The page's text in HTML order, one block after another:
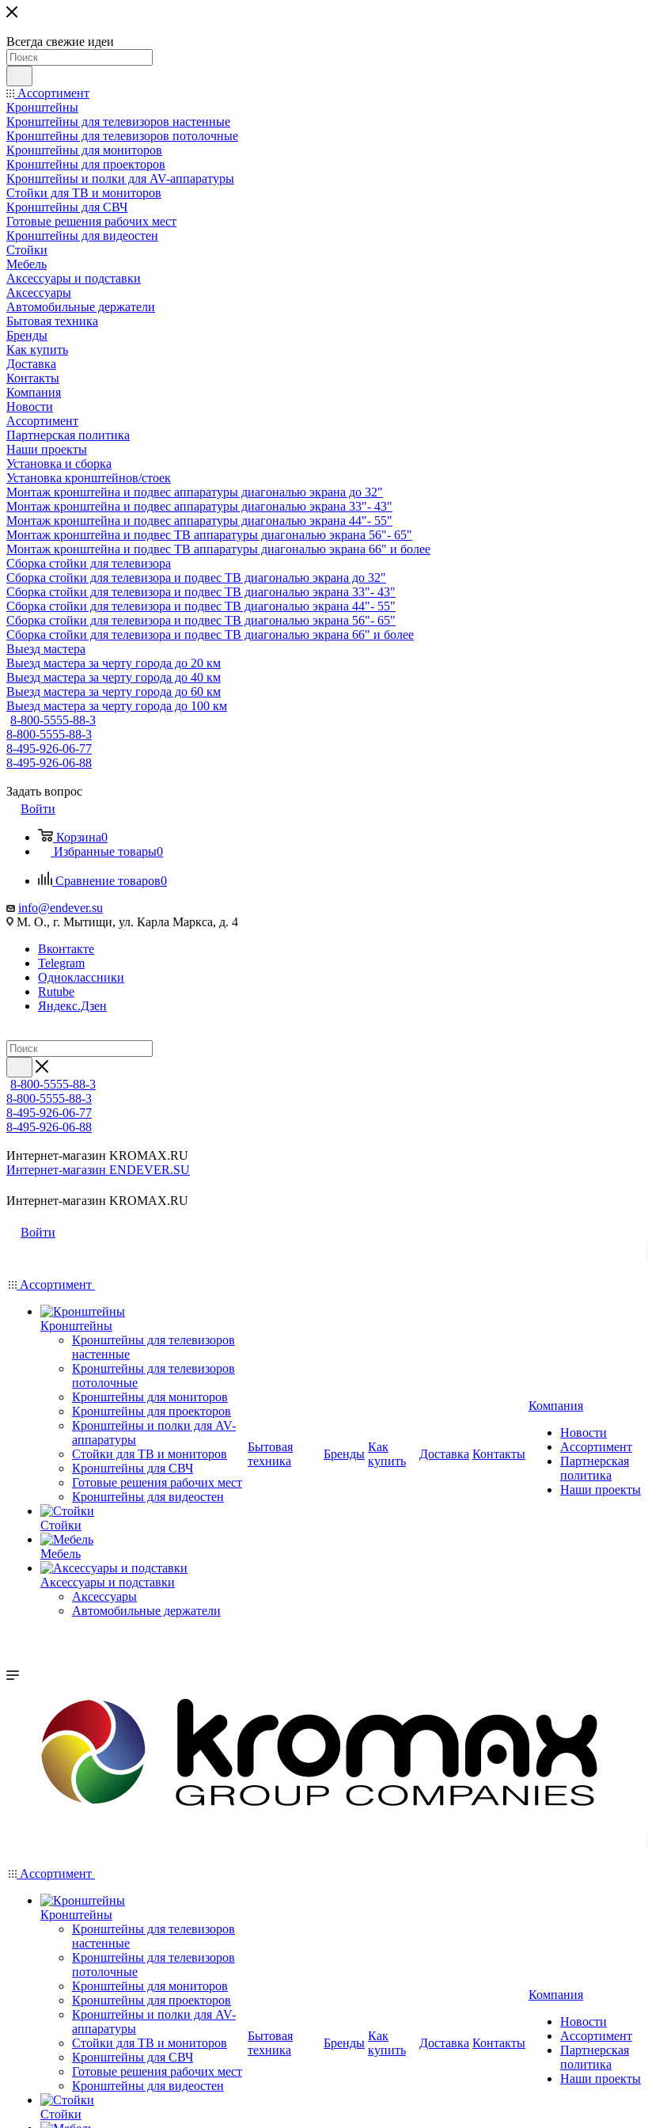
Всегда свежие идеи
Ассортимент
Кронштейны
Кронштейны для телевизоров настенные
Кронштейны для телевизоров потолочные
Кронштейны для мониторов
Кронштейны для проекторов
Кронштейны и полки для AV-аппаратуры
Стойки для ТВ и мониторов
Кронштейны для СВЧ
Готовые решения рабочих мест
Кронштейны для видеостен
Стойки
Мебель
Аксессуары и подставки
Аксессуары
Автомобильные держатели
Бытовая техника
Бренды
Как купить
Доставка
Контакты
Компания
Новости
Ассортимент
Партнерская политика
Наши проекты
Установка и сборка
Установка кронштейнов/стоек
Монтаж кронштейна и подвес аппаратуры диагональю экрана до 32"
Монтаж кронштейна и подвес аппаратуры диагональю экрана 33"- 43"
Монтаж кронштейна и подвес аппаратуры диагональю экрана 44"- 55"
Монтаж кронштейна и подвес ТВ аппаратуры диагональю экрана 56"- 65"
Монтаж кронштейна и подвес ТВ аппаратуры диагональю экрана 66" и более
Сборка стойки для телевизора
Сборка стойки для телевизора и подвес ТВ диагональю экрана до 32"
Сборка стойки для телевизора и подвес ТВ диагональю экрана 33"- 43"
Сборка стойки для телевизора и подвес ТВ диагональю экрана 44"- 55"
Сборка стойки для телевизора и подвес ТВ диагональю экрана 56"- 65"
Сборка стойки для телевизора и подвес ТВ диагональю экрана 66" и более
Выезд мастера
Выезд мастера за черту города до 20 км
Выезд мастера за черту города до 40 км
Выезд мастера за черту города до 60 км
Выезд мастера за черту города до 100 км
8-800-5555-88-3
8-800-5555-88-3
8-495-926-06-77
8-495-926-06-88
Задать вопрос
Войти
Корзина0
Избранные товары0
Сравнение товаров0
info@endever.su
М. О., г. Мытищи, ул. Карла Маркса, д. 4
Вконтакте
Telegram
Одноклассники
Rutube
Яндекс.Дзен
8-800-5555-88-3
8-800-5555-88-3
8-495-926-06-77
8-495-926-06-88
Интернет-магазин KROMAX.RU
Интернет-магазин ENDEVER.SU
Интернет-магазин KROMAX.RU
Войти
Ассортимент
Кронштейны
Кронштейны для телевизоров
настенные
Кронштейны для телевизоров
потолочные
Кронштейны для мониторов
Кронштейны для проекторов
Кронштейны и полки для AV-
аппаратуры
Стойки для ТВ и мониторов
Кронштейны для СВЧ
Готовые решения рабочих мест
Кронштейны для видеостен
Стойки
Мебель
Аксессуары и подставки
Аксессуары
Автомобильные держатели
Бытовая
техника
Бренды
Как
купить
Доставка Контакты
Компания
Новости
Ассортимент
Партнерская
политика
Наши проекты
Ассортимент
Кронштейны
Кронштейны для телевизоров
настенные
Кронштейны для телевизоров
потолочные
Кронштейны для мониторов
Кронштейны для проекторов
Кронштейны и полки для AV-
аппаратуры
Стойки для ТВ и мониторов
Кронштейны для СВЧ
Готовые решения рабочих мест
Кронштейны для видеостен
Стойки
Бытовая
техника
Бренды
Как
купить
Доставка Контакты
Компания
Новости
Ассортимент
Партнерская
политика
Наши проекты